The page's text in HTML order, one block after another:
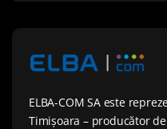
ELBA-COM SA este
Timișoara – producător